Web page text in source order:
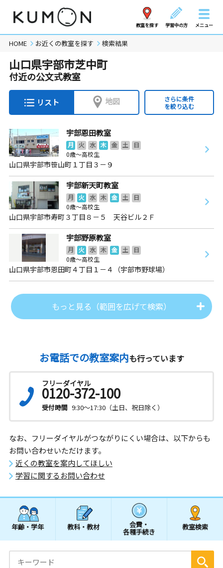
教室を探す 学習中の方 メニュー
HOME お近くの教室を探す 検索結果
山口県宇部市芝中町
付近の公文式教室
リスト 地図
さらに条件
を絞り込む
宇部恩田教室
月 火 水 木 金 土
日
0歳～高校生
山口県宇部市笹山町１丁目３－９
宇部新天町教室
月 火 水 木 金 土
日
0歳～高校生
山口県宇部市寿町３丁目８－５ 天谷ビル２Ｆ
宇部野原教室
月 火 水 木 金 土
日
0歳～高校生
山口県宇部市恩田町４丁目１－４（宇部市野球場）
もっと見る（範囲を広げて検索）
お電話での教室案内も行っています
フリーダイヤル
0120-372-100
受付時間 9:30～17:30（土日、祝日除く）
なお、フリーダイヤルがつながりにくい場合は、以下からも
お問い合わせいただけます。
近くの教室を案内してほしい
学習に関するお問い合わせ
年齢・学年 教科・教材 会費・
各種手続き
教室検索